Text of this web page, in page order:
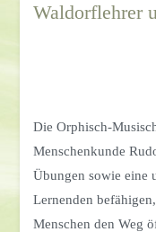
Waldorflehrer
Die Orphisch-
Menschenkunde
Übungen sowie eine
Lernenden
Menschen den Weg